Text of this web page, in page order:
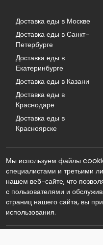
Доставка еды в Москве
Доставка еды в Санкт-
Петербурге
Доставка еды в
Екатеринбурге
Доставка еды в Казани
Доставка еды в
Краснодаре
Доставка еды в
Красноярске
Мы используем файлы
специалистами и третьими
нашем веб-сайте, что
с пользователями и
страниц нашего сайта, вы
использования.